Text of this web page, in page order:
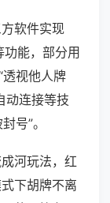
软件实现
功能，部分用
透视他人牌
动连接等技
号”。
河玩法，红
下胡牌不离